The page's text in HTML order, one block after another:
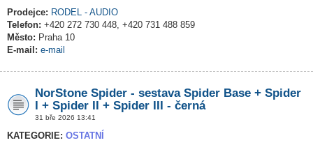
Prodejce: RODEL - AUDIO
Telefon: +420 272 730 448, +420 731 488 859
Město: Praha 10
E-mail: e-mail
NorStone Spider - sestava Spider Base + Spider
I + Spider II + Spider III - černá
31 bře 2026 13:41
KATEGORIE: OSTATNÍ